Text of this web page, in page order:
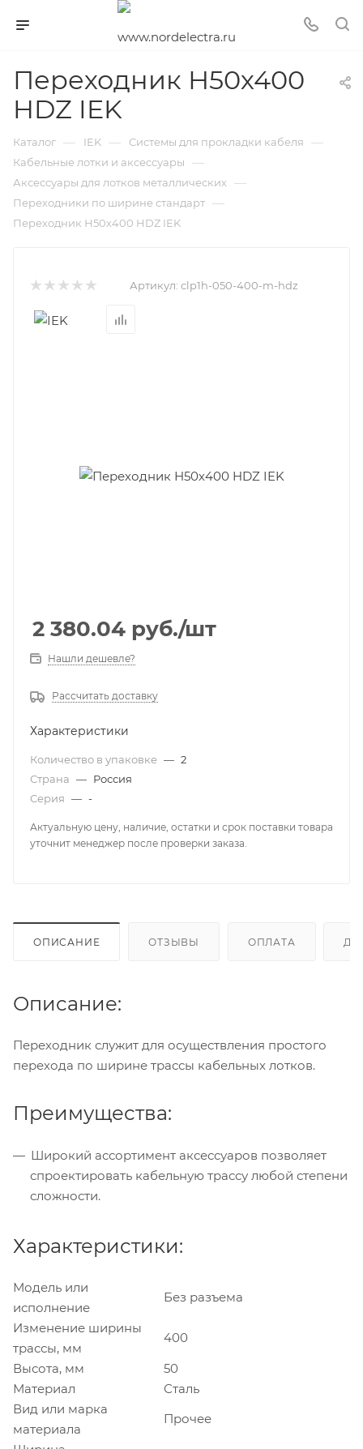
Переходник Н50х400
HDZ IEK
Каталог — IEK — Системы для прокладки кабеля —
Кабельные лотки и аксессуары —
Аксессуары для лотков металлических —
Переходники по ширине стандарт —
Переходник Н50х400 HDZ IEK
Артикул: clp1h-050-400-m-hdz
2 380.04 руб./шт
Нашли дешевле?
Рассчитать доставку
Характеристики
Количество в упаковке — 2
Страна — Россия
Серия — -
Актуальную цену, наличие, остатки и срок поставки товара
уточнит менеджер после проверки заказа.
ОПИСАНИЕ ОТЗЫВЫ ОПЛАТА
Описание:
Переходник служит для осуществления простого
перехода по ширине трассы кабельных лотков.
Преимущества:
Широкий ассортимент аксессуаров позволяет
спроектировать кабельную трассу любой степени
сложности.
Характеристики:
Модель или
исполнение
Без разъема
Изменение ширины
трассы, мм
400
Высота, мм
50
Материал
Сталь
Вид или марка
материала
Прочее